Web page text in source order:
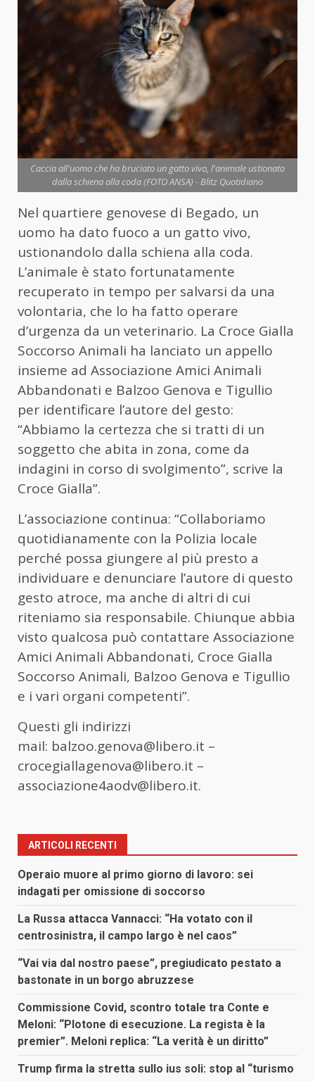
Caccia all'uomo che ha bruciato un gatto vivo, l'animale ustionato
dalla schiena alla coda (FOTO ANSA) - Blitz Quotidiano
Nel quartiere genovese di Begado, un
uomo ha dato fuoco a un gatto vivo,
ustionandolo dalla schiena alla coda.
L’animale è stato fortunatamente
recuperato in tempo per salvarsi da una
volontaria, che lo ha fatto operare
d’urgenza da un veterinario. La Croce Gialla
Soccorso Animali ha lanciato un appello
insieme ad Associazione Amici Animali
Abbandonati e Balzoo Genova e Tigullio
per identificare l’autore del gesto:
“Abbiamo la certezza che si tratti di un
soggetto che abita in zona, come da
indagini in corso di svolgimento”, scrive la
Croce Gialla”.
L’associazione continua: “Collaboriamo
quotidianamente con la Polizia locale
perché possa giungere al più presto a
individuare e denunciare l’autore di questo
gesto atroce, ma anche di altri di cui
riteniamo sia responsabile. Chiunque abbia
visto qualcosa può contattare Associazione
Amici Animali Abbandonati, Croce Gialla
Soccorso Animali, Balzoo Genova e Tigullio
e i vari organi competenti”.
Questi gli indirizzi
mail: balzoo.genova@libero.it –
crocegiallagenova@libero.it –
associazione4aodv@libero.it.
ARTICOLI RECENTI
Operaio muore al primo giorno di lavoro: sei
indagati per omissione di soccorso
La Russa attacca Vannacci: “Ha votato con il
centrosinistra, il campo largo è nel caos”
“Vai via dal nostro paese”, pregiudicato pestato a
bastonate in un borgo abruzzese
Commissione Covid, scontro totale tra Conte e
Meloni: “Plotone di esecuzione. La regista è la
premier”. Meloni replica: “La verità è un diritto”
Trump firma la stretta sullo ius soli: stop al “turismo